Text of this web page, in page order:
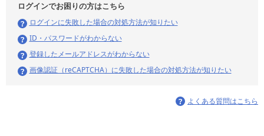
ログインでお困りの方はこちら
ログインに失敗した場合の対処方法が知りたい
ID・パスワードがわからない
登録したメールアドレスがわからない
画像認証（reCAPTCHA）に失敗した場合の対処方法が知りたい
よくある質問はこちら